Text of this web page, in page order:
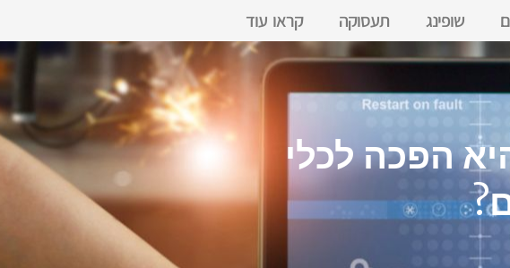
שופינג תעסוקה קראו עוד
הפכה לכלי